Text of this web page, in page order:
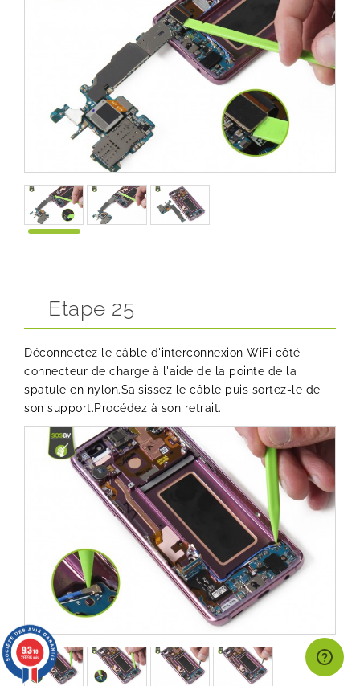
Etape 25
Déconnectez le câble d'interconnexion WiFi côté
connecteur de charge à l'aide de la pointe de la
spatule en nylon.Saisissez le câble puis sortez-le de
son support.Procédez à son retrait.
9.3/10
26996 avis